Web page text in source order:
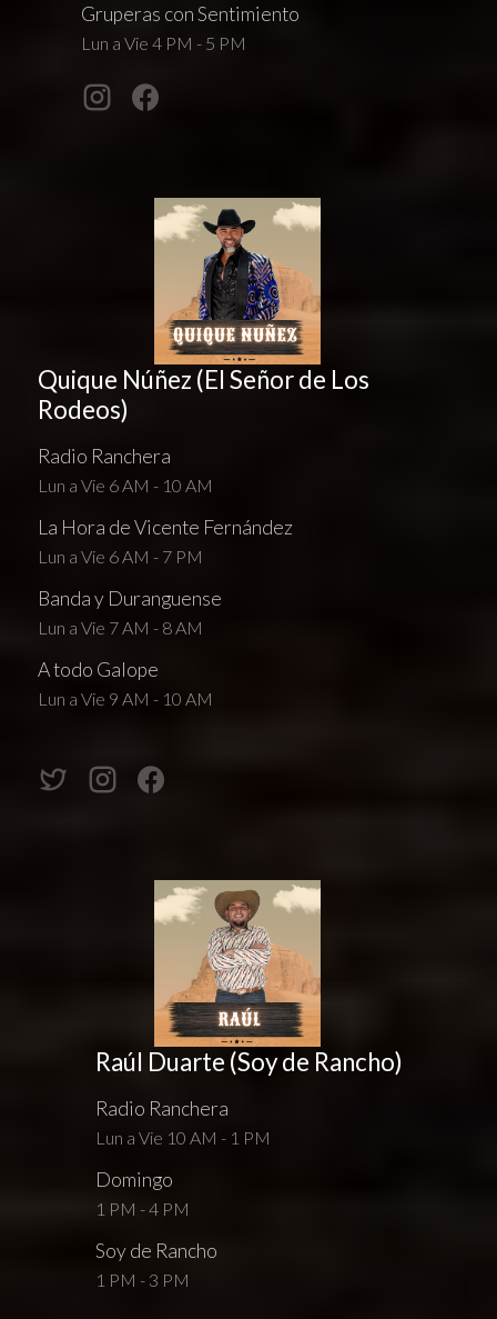
Gruperas con Sentimiento
Lun a Vie 4 PM - 5 PM
Quique Núñez (El Señor de Los
Rodeos)
Radio Ranchera
Lun a Vie 6 AM - 10 AM
La Hora de Vicente Fernández
Lun a Vie 6 AM - 7 PM
Banda y Duranguense
Lun a Vie 7 AM - 8 AM
A todo Galope
Lun a Vie 9 AM - 10 AM
Raúl Duarte (Soy de Rancho)
Radio Ranchera
Lun a Vie 10 AM - 1 PM
Domingo
1 PM - 4 PM
Soy de Rancho
1 PM - 3 PM